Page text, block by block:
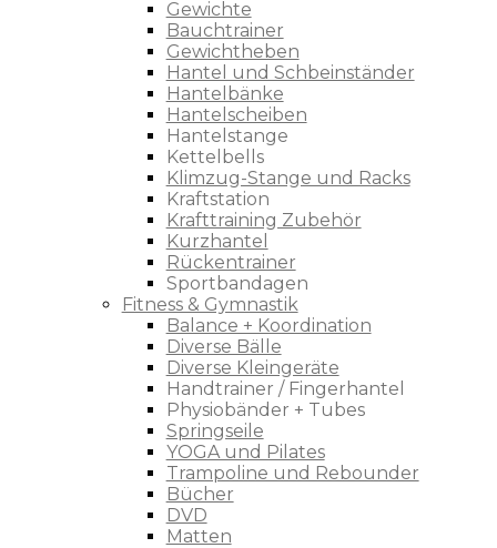
Gewichte
Bauchtrainer
Gewichtheben
Hantel und Schbeinständer
Hantelbänke
Hantelscheiben
Hantelstange
Kettelbells
Klimzug-Stange und Racks
Kraftstation
Krafttraining Zubehör
Kurzhantel
Rückentrainer
Sportbandagen
Fitness & Gymnastik
Balance + Koordination
Diverse Bälle
Diverse Kleingeräte
Handtrainer / Fingerhantel
Physiobänder + Tubes
Springseile
YOGA und Pilates
Trampoline und Rebounder
Bücher
DVD
Matten